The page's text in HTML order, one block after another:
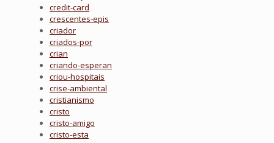
credit-card
crescentes-epis
criador
criados-por
crian
criando-esperan
criou-hospitais
crise-ambiental
cristianismo
cristo
cristo-amigo
cristo-esta